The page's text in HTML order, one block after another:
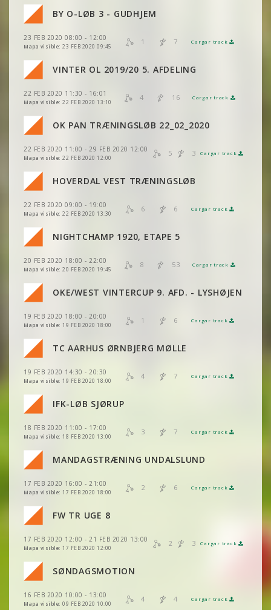
BY O-LØB 3 - GUDHJEM
23 FEB 2020 08:00 - 12:00
Mapa visible: 23 FEB 2020 09:45
1 7 Cargar track
VER 2DRERUN
VINTER OL 2019/20 5. AFDELING
22 FEB 2020 11:30 - 16:01
Mapa visible: 22 FEB 2020 13:10
4 16 Cargar track
VER 2DRERUN
VER 2DRERUN
VER 2DRERUN
VER 2DRERUN
OK PAN TRÆNINGSLØB 22_02_2020
22 FEB 2020 11:00 - 29 FEB 2020 12:00
Mapa visible: 22 FEB 2020 12:00
5 3 Cargar track
VER
VER 2DRERUN
VER 2DRERUN
VER 2DRERUN
HOVERDAL VEST TRÆNINGSLØB
22 FEB 2020 09:00 - 19:00
Mapa visible: 22 FEB 2020 13:30
6 6 Cargar track
VER
VER 2DRERUN
VER 2DRERUN
VER 2DRERUN
NIGHTCHAMP 1920, ETAPE 5
20 FEB 2020 18:00 - 22:00
Mapa visible: 20 FEB 2020 19:45
8 53 Cargar track
VER 2DRERUN
VER
VER
VER 2DRERUN
VER 2DRERUN
VER 2DRERUN
OKE/WEST VINTERCUP 9. AFD. - LYSHØJEN
19 FEB 2020 18:00 - 20:00
Mapa visible: 19 FEB 2020 18:00
1 6 Cargar track
VER 2DRERUN
TC AARHUS ØRNBJERG MØLLE
19 FEB 2020 14:30 - 20:30
Mapa visible: 19 FEB 2020 18:00
4 7 Cargar track
VER
VER 2DRERUN
VER 2DRERUN
VER 2DRERUN
IFK-LØB SJØRUP
18 FEB 2020 11:00 - 17:00
Mapa visible: 18 FEB 2020 13:00
3 7 Cargar track
VER 2DRERUN
VER 2DRERUN
VER 2DRERUN
MANDAGSTRÆNING UNDALSLUND
17 FEB 2020 16:00 - 21:00
Mapa visible: 17 FEB 2020 18:00
2 6 Cargar track
VER 2DRERUN
VER 2DRERUN
FW TR UGE 8
17 FEB 2020 12:00 - 21 FEB 2020 13:00
Mapa visible: 17 FEB 2020 12:00
2 3 Cargar track
VER 2DRERUN
VER 2DRERUN
SØNDAGSMOTION
16 FEB 2020 10:00 - 13:00
Mapa visible: 09 FEB 2020 10:00
4 4 Cargar track
VER
VER 2DRERUN
VER 2DRERUN
VER 2DRERUN
VER
VER 2DRERUN